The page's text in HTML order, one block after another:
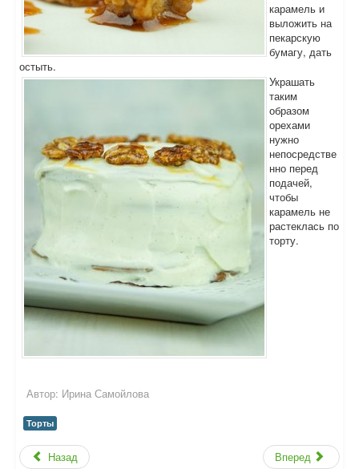
карамель и
выложить на
пекарскую
бумагу, дать
остыть.
Украшать
таким
образом
орехами
нужно
непосредстве
нно перед
подачей,
чтобы
карамель не
растеклась по
торту.
Автор: Ирина Самойлова
Торты
Назад Вперед